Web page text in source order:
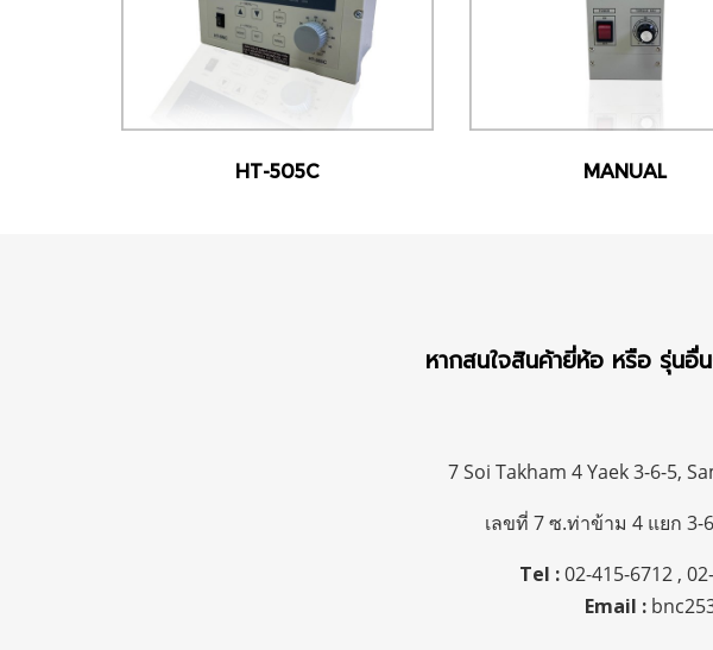
HT-505C MANUAL
หากสนใจสินค้ายี่ห้อ หรือ รุ่นอื่
7 Soi Takham 4 Yaek 3-6-5,
เลขที่ 7 ซ.ท่าข้าม 4 แยก
Tel :02-415-6712 ,
Email :